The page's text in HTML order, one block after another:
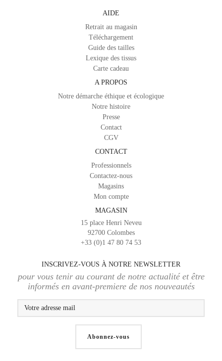
AIDE
Retrait au magasin
Téléchargement
Guide des tailles
Lexique des tissus
Carte cadeau
A PROPOS
Notre démarche éthique et écologique
Notre histoire
Presse
Contact
CGV
CONTACT
Professionnels
Contactez-nous
Magasins
Mon compte
MAGASIN
15 place Henri Neveu
92700 Colombes
+33 (0)1 47 80 74 53
INSCRIVEZ-VOUS À NOTRE NEWSLETTER
pour vous tenir au courant de notre actualité et être
informés en avant-premiere de nos nouveautés